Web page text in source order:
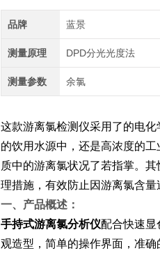
品牌 蓝景
测量原理 DPD分光光度法
测量参数 余氯
这款游离氯检测仪采用了的电
的饮用水源中，还是高浓度的
质中的游离氯状况了若指掌。
理措施，有效防止因游离氯含
一、产品概述：
手持式游离氯分析仪配合快速显
观造型，简单的操作界面，准